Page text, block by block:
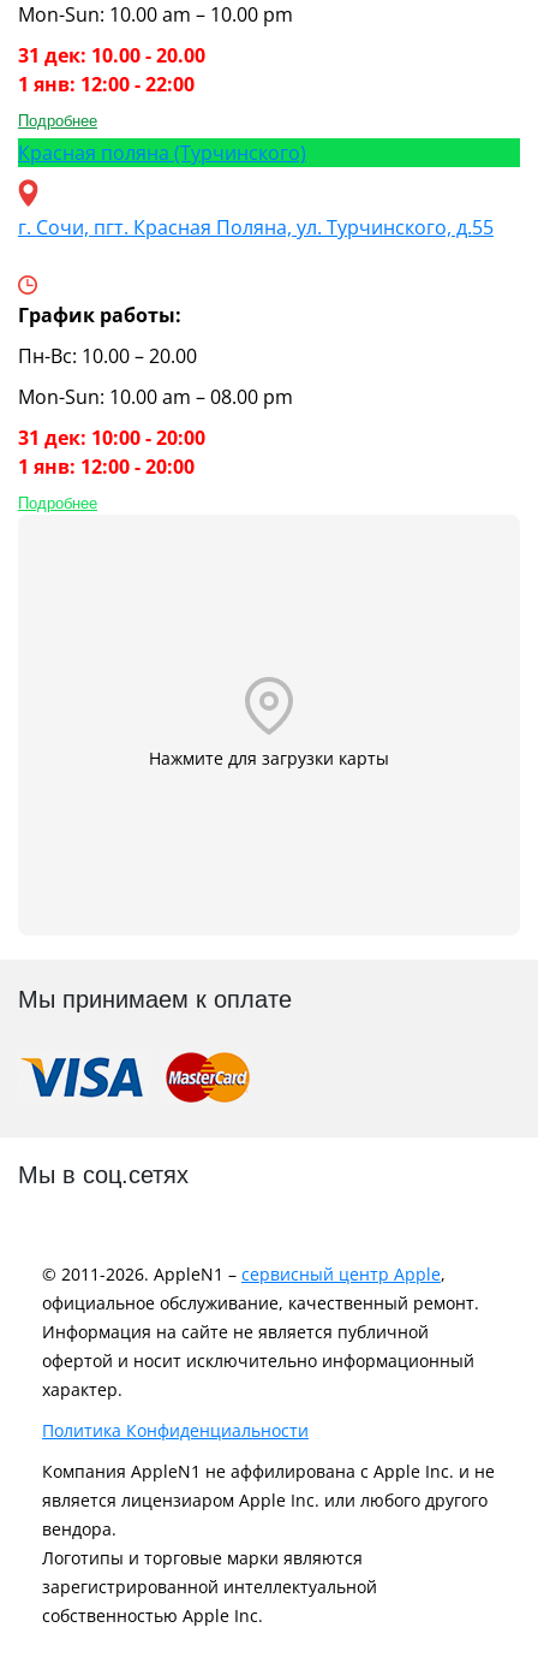
Mon-Sun: 10.00 am – 10.00 pm
31 дек: 10.00 - 20.00
1 янв: 12:00 - 22:00
Подробнее
Красная поляна (Турчинского)
г. Сочи, пгт. Красная Поляна, ул. Турчинского, д.55
График работы:
Пн-Вс: 10.00 – 20.00
Mon-Sun: 10.00 am – 08.00 pm
31 дек: 10:00 - 20:00
1 янв: 12:00 - 20:00
Подробнее
Нажмите для загрузки карты
Мы принимаем к оплате
Мы в соц.сетях
© 2011-2026. AppleN1 – сервисный центр Apple,
официальное обслуживание, качественный ремонт.
Информация на сайте не является публичной
офертой и носит исключительно информационный
характер.
Политика Конфиденциальности
Компания AppleN1 не аффилирована c Apple Inc. и не
является лицензиаром Apple Inc. или любого другого
вендора.
Логотипы и торговые марки являются
зарегистрированной интеллектуальной
собственностью Apple Inc.